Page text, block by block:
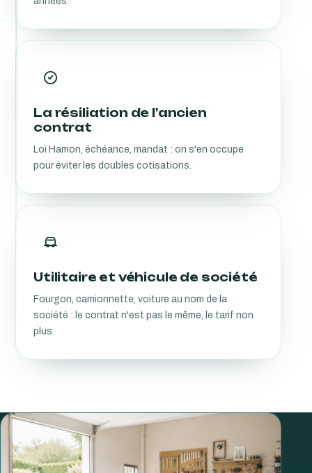
La résiliation de l'ancien
contrat
Loi Hamon, échéance, mandat : on s'en occupe
pour éviter les doubles cotisations.
Utilitaire et véhicule de société
Fourgon, camionnette, voiture au nom de la
société : le contrat n'est pas le même, le tarif non
plus.